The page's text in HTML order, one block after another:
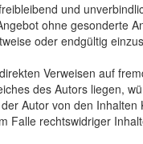
und
ohne gesonderte
oder endgültig
Verweisen auf
des Autors liegen,
Autor von den
Falle rechtswidriger